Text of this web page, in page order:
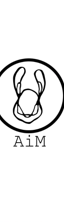
NÁJSŤ?
HĽADAŤ